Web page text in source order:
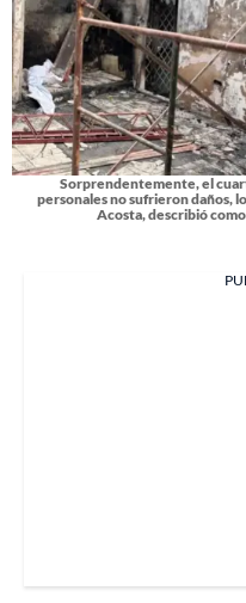
Sorprendentemente, el
personales no sufrieron daños,
Acosta, describió